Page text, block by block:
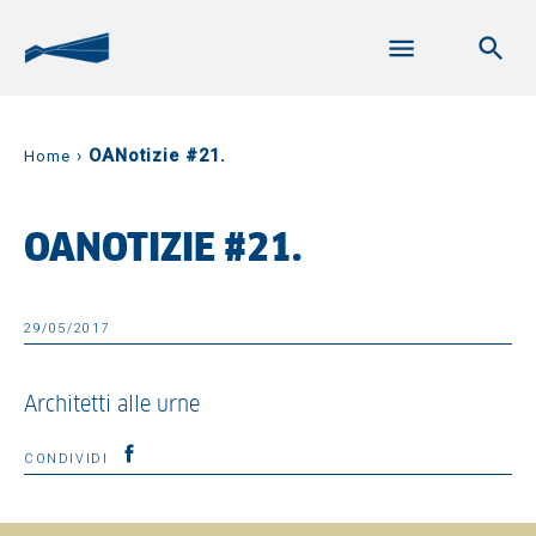
Home › OANotizie #21.
OANOTIZIE #21.
29/05/2017
Architetti alle urne
CONDIVIDI